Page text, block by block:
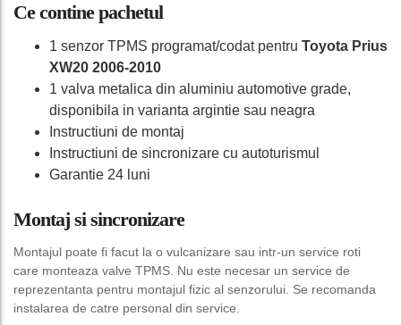
Ce contine pachetul
1 senzor TPMS programat/codat pentru Toyota Prius
XW20 2006-2010
1 valva metalica din aluminiu automotive grade,
disponibila in varianta argintie sau neagra
Instructiuni de montaj
Instructiuni de sincronizare cu autoturismul
Garantie 24 luni
Montaj si sincronizare
Montajul poate fi facut la o vulcanizare sau intr-un service roti
care monteaza valve TPMS. Nu este necesar un service de
reprezentanta pentru montajul fizic al senzorului. Se recomanda
instalarea de catre personal din service.